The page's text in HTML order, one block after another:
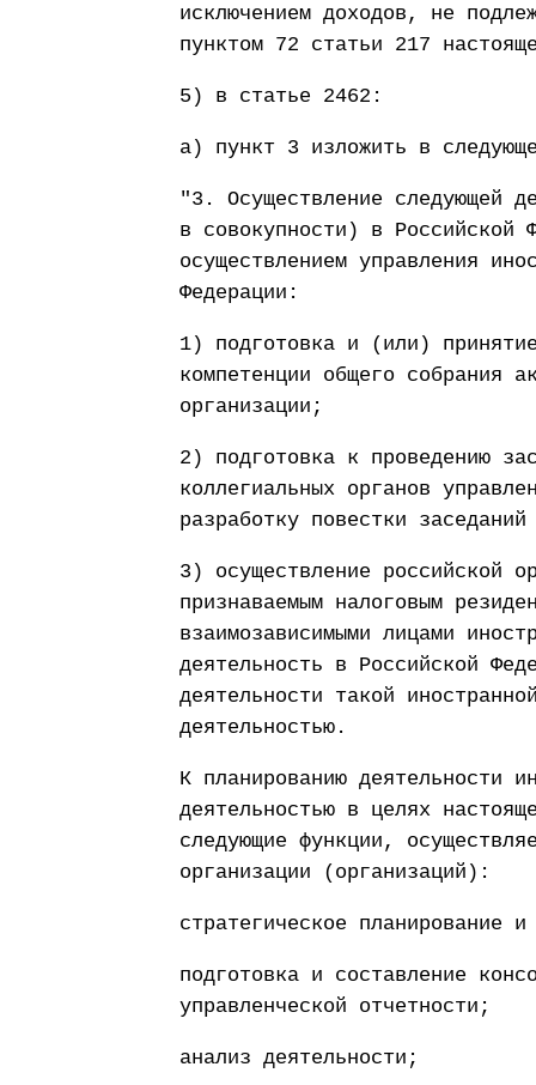
исключением доходов, не
пунктом 72 статьи 217
5) в статье 2462:
а) пункт 3 изложить в
"3. Осуществление следующей
в совокупности) в Российской
осуществлением управления
Федерации:
1) подготовка и (или)
компетенции общего собрания
организации;
2) подготовка к проведению
коллегиальных органов
разработку повестки
3) осуществление российской
признаваемым налоговым
взаимозависимыми лицами
деятельность в Российской
деятельности такой
деятельностью.
К планированию деятельности
деятельностью в целях
следующие функции,
организации (организаций):
стратегическое планирование
подготовка и составление
управленческой отчетности;
анализ деятельности;